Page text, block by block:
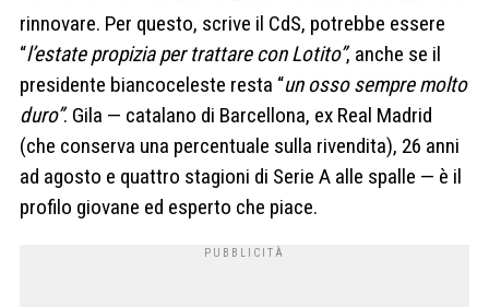
rinnovare. Per questo, scrive il CdS, potrebbe essere
“l’estate propizia per trattare con Lotito”, anche se il
presidente biancoceleste resta “un osso sempre molto
duro”. Gila — catalano di Barcellona, ex Real Madrid
(che conserva una percentuale sulla rivendita), 26 anni
ad agosto e quattro stagioni di Serie A alle spalle — è il
profilo giovane ed esperto che piace.